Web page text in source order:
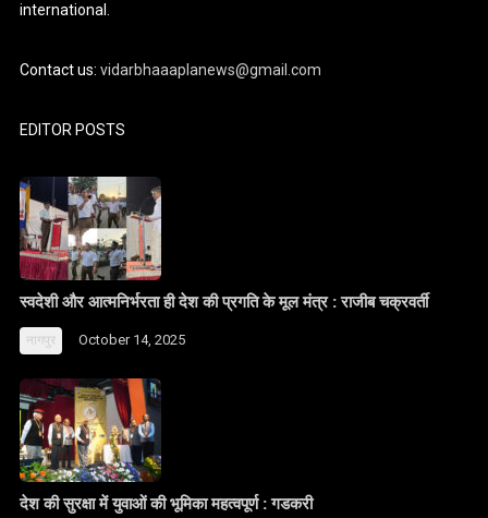
international.
Contact us:vidarbhaaaplanews@gmail.com
EDITOR POSTS
स्वदेशी और आत्मनिर्भरता ही देश की प्रगति के मूल मंत्र : राजीब चक्रवर्ती
नागपुर October 14, 2025
देश की सुरक्षा में युवाओं की भूमिका महत्वपूर्ण : गडकरी